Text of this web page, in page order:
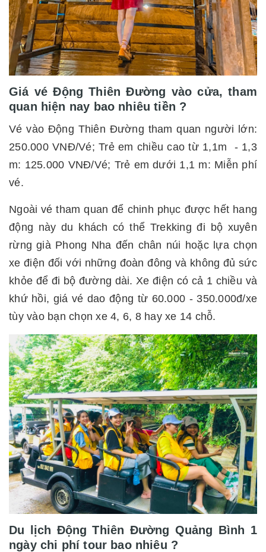
Giá vé Động Thiên Đường vào cửa, tham
quan hiện nay bao nhiêu tiền ?
Vé vào Động Thiên Đường tham quan người lớn:
250.000 VNĐ/Vé; Trẻ em chiều cao từ 1,1m - 1,3
m: 125.000 VNĐ/Vé; Trẻ em dưới 1,1 m: Miễn phí
vé.
Ngoài vé tham quan để chinh phục được hết hang
động này du khách có thể Trekking đi bộ xuyên
rừng già Phong Nha đến chân núi hoặc lựa chọn
xe điện đối với những đoàn đông và không đủ sức
khỏe để đi bộ đường dài. Xe điện có cả 1 chiều và
khứ hồi, giá vé dao động từ 60.000 - 350.000đ/xe
tùy vào bạn chọn xe 4, 6, 8 hay xe 14 chỗ.
Du lịch Động Thiên Đường Quảng Bình 1
ngày chi phí tour bao nhiêu ?